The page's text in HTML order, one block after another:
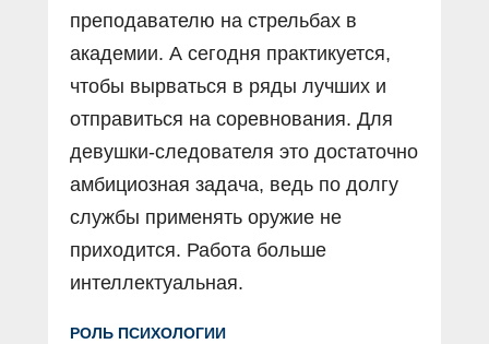
преподавателю на стрельбах в
академии. А сегодня практикуется,
чтобы вырваться в ряды лучших и
отправиться на соревнования. Для
девушки-следователя это достаточно
амбициозная задача, ведь по долгу
службы применять оружие не
приходится. Работа больше
интеллектуальная.
РОЛЬ ПСИХОЛОГИИ